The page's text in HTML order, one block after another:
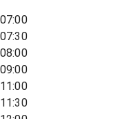
07:00
07:30
08:00
09:00
11:00
11:30